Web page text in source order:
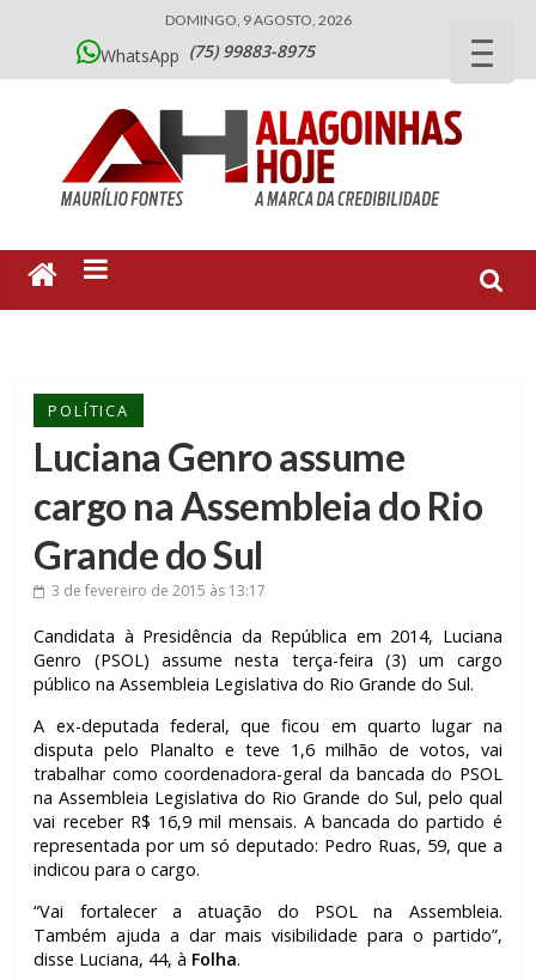
DOMINGO, 9 AGOSTO, 2026
WhatsApp (75) 99883-8975
POLÍTICA
Luciana Genro assume
cargo na Assembleia do Rio
Grande do Sul
3 de fevereiro de 2015 às 13:17
Candidata à Presidência da República em 2014, Luciana
Genro (PSOL) assume nesta terça-feira (3) um cargo
público na Assembleia Legislativa do Rio Grande do Sul.
A ex-deputada federal, que ficou em quarto lugar na
disputa pelo Planalto e teve 1,6 milhão de votos, vai
trabalhar como coordenadora-geral da bancada do PSOL
na Assembleia Legislativa do Rio Grande do Sul, pelo qual
vai receber R$ 16,9 mil mensais. A bancada do partido é
representada por um só deputado: Pedro Ruas, 59, que a
indicou para o cargo.
“Vai fortalecer a atuação do PSOL na Assembleia.
Também ajuda a dar mais visibilidade para o partido”,
disse Luciana, 44, à Folha.